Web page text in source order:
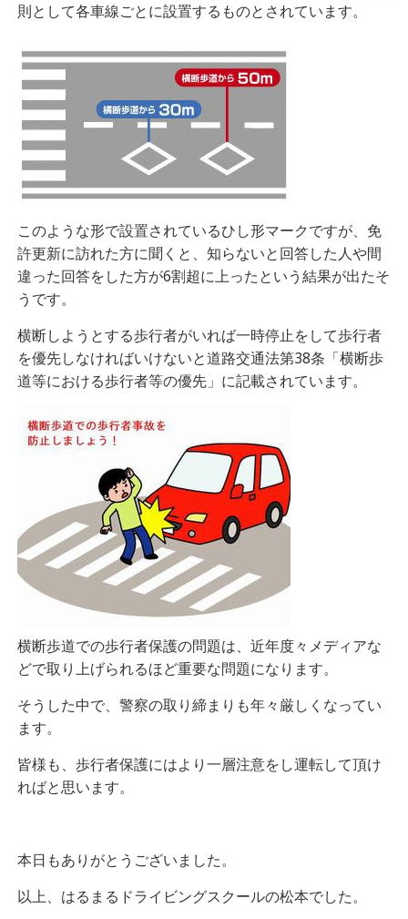
則として各車線ごとに設置するものとされています。
このような形で設置されているひし形マークですが、免
許更新に訪れた方に聞くと、知らないと回答した人や間
違った回答をした方が6割超に上ったという結果が出たそ
うです。
横断しようとする歩行者がいれば一時停止をして歩行者
を優先しなければいけないと道路交通法第38条「横断歩
道等における歩行者等の優先」に記載されています。
横断歩道での歩行者保護の問題は、近年度々メディアな
どで取り上げられるほど重要な問題になります。
そうした中で、警察の取り締まりも年々厳しくなってい
ます。
皆様も、歩行者保護にはより一層注意をし運転して頂け
ればと思います。
本日もありがとうございました。
以上、はるまるドライビングスクールの松本でした。